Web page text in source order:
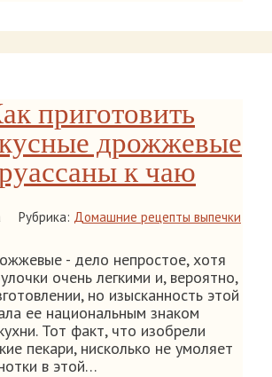
приготовить
дрожжевые
к чаю
Рубрика: Домашние рецепты выпечки
- дело непростое, хотя
очень легкими и, вероятно,
но изысканность этой
ее национальным знаком
Тот факт, что изобрели
пекари, нисколько не умоляет
в этой…